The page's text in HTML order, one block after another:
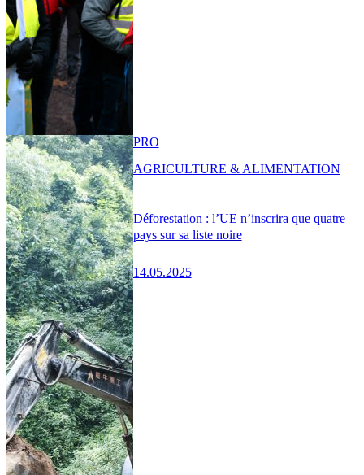
Déforestation : l’UE n’inscrira que quatre
pays sur sa liste noire
14.05.2025
PRO
AGRICULTURE & ALIMENTATION